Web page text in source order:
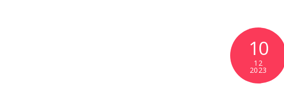
10
12
2023